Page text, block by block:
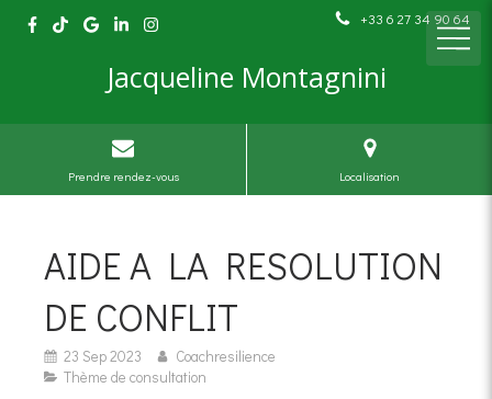
+33 6 27 34 90 64
Jacqueline Montagnini
Prendre rendez-vous Localisation
AIDE A LA RESOLUTION
DE CONFLIT
23 Sep 2023
Coachresilience
Thème de consultation